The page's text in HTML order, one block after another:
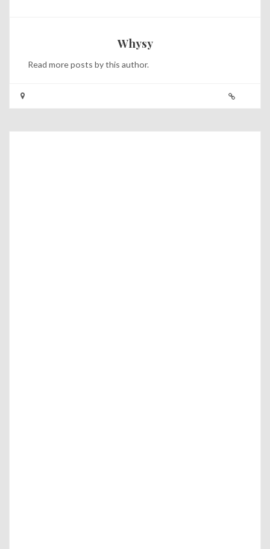
Whysy
Read more posts by this author.